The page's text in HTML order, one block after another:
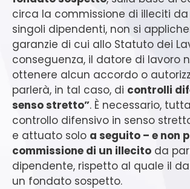
circa la commissione di illeciti
singoli dipendenti, non si
garanzie di cui allo Statuto dei
conseguenza, il datore di lavoro
ottenere alcun accordo o
parlerà, in tal caso, di controlli
senso stretto”. È necessario,
controllo difensivo in senso
e attuato solo a seguito – e non
commissione di un illecito da
dipendente, rispetto al quale il
un fondato sospetto.